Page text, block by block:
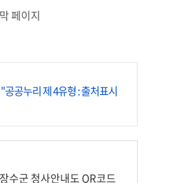
"공공누리 제 4유형 : 출처표시